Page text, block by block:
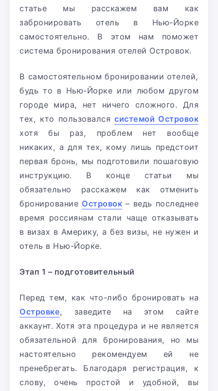
статье мы расскажем вам как
забронировать отель в Нью-Йорке
самостоятельно. В этом нам поможет
система бронирования отелей Островок.
В самостоятельном бронировании отелей,
будь то в Нью-Йорке или любом другом
городе мира, нет ничего сложного. Для
тех, кто пользовался системой Островок
хотя бы раз, проблем нет вообще
никаких, а для тех, кому лишь предстоит
первая бронь, мы подготовили пошаговую
инструкцию. В конце статьи мы
обязательно расскажем как отменить
бронирование Островок – ведь последнее
время россиянам стали чаще отказывать
в визах в Америку, а без визы, не нужен и
отель в Нью-Йорке.
Этап 1 – подготовительный
Перед тем, как что-либо бронировать на
Островке, заведите на этом сайте
аккаунт. Хотя эта процедура и не является
обязательной для бронирования, но мы
настоятельно рекомендуем ей не
пренебрегать. Благодаря регистрация, к
слову, очень простой и удобной, вы